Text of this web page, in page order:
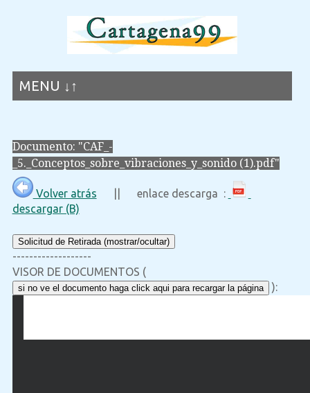
MENU ↓↑
Documento: "CAF_-
_5._Conceptos_sobre_vibraciones_y_sonido (1).pdf"
Volver atrás || enlace descarga :
descargar (B)
Solicitud de Retirada (mostrar/ocultar)
-------------------
VISOR DE DOCUMENTOS (
si no ve el documento haga click aqui para recargar la página ):